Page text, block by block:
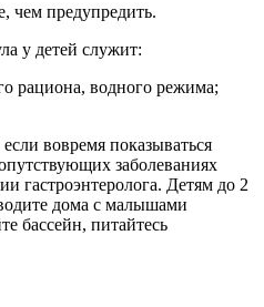
чем предупредить.
у детей служит:
рациона, водного режима;
вовремя показываться
заболеваниях
гастроэнтеролога. Детям до 2
дома с малышами
бассейн, питайтесь